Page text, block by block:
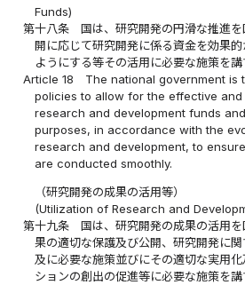
Funds)
第十八条
国は、研究開発の円滑な推進
開に応じて研究開発に係る資金を効果
ようにする等その活用に必要な施策を講
Article 18
The national government is
policies to allow for the effective
research and development funds
purposes, in accordance with the
research and development, to
are conducted smoothly.
（研究開発の成果の活用等）
(Utilization of Research and
第十九条
国は、研究開発の成果の活用
果の適切な保護及び公開、研究開発に
及に必要な施策並びにその適切な実用
ションの創出の促進等に必要な施策を講